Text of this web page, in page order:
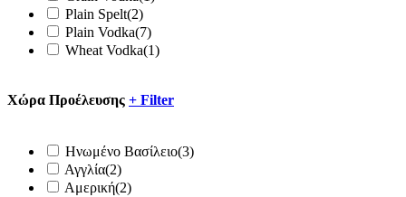
Smirnoff(4)
Snow Leopard
Sobieski(1)
Stolichnaya(6)
Wint & Lila(1)
Plain Spelt(2)
Plain Vodka(7)
Wheat Vodka(1)
Xώρα Προέλευσης + Filter
Hνωμένο Βασίλειο(3)
Αγγλία(2)
Αμερική(2)